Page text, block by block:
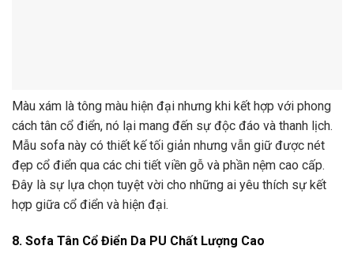
Màu xám là tông màu hiện đại nhưng khi kết hợp với phong
cách tân cổ điển, nó lại mang đến sự độc đáo và thanh lịch.
Mẫu sofa này có thiết kế tối giản nhưng vẫn giữ được nét
đẹp cổ điển qua các chi tiết viền gỗ và phần nệm cao cấp.
Đây là sự lựa chọn tuyệt vời cho những ai yêu thích sự kết
hợp giữa cổ điển và hiện đại.
8. Sofa Tân Cổ Điển Da PU Chất Lượng Cao